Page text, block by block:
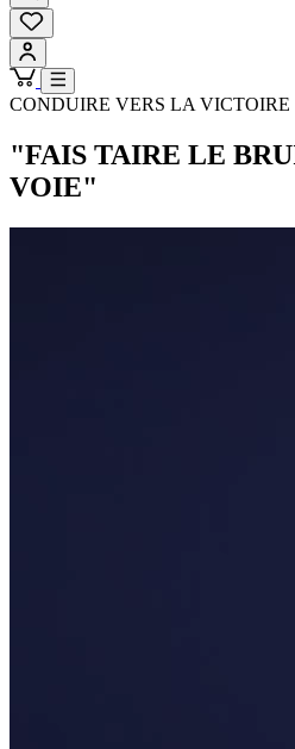
CONDUIRE VERS LA VICTOIRE
"FAIS TAIRE LE
VOIE"